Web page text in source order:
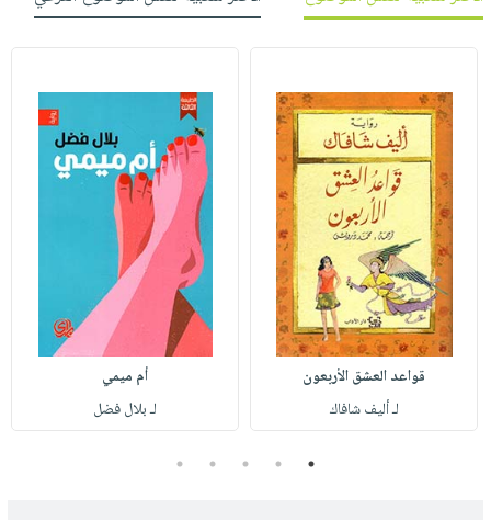
قواعد العشق الأربعون
لـ أليف شافاك
أم ميمي
لـ بلال فضل
1
2
3
4
5